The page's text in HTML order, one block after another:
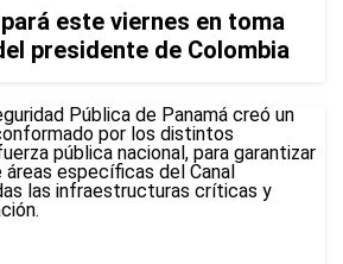
este viernes en toma
presidente de Colombia